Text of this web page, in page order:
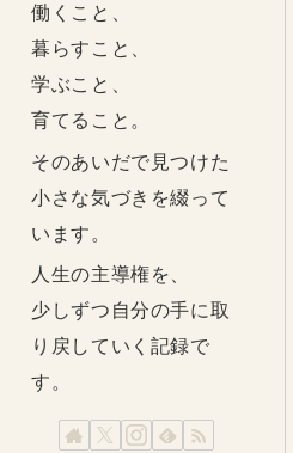
働くこと、
暮らすこと、
学ぶこと、
育てること。
そのあいだで見つけた
小さな気づきを綴って
います。
人生の主導権を、
少しずつ自分の手に取
り戻していく記録で
す。